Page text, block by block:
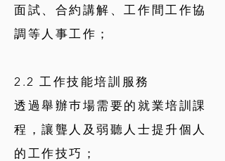
面試、合約講解、工作間工作協
調等人事工作；
2.2 工作技能培訓服務
透過舉辦巿場需要的就業培訓課
程，讓聾人及弱聽人士提升個人
的工作技巧；